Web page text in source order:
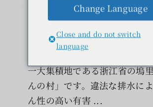
学ぶ
衣服の安全とは？⑤〜がん
中国には「がんの村」と呼ば
およそ２５０あります。子ども
一大集積地である浙江省の塢
んの村」です。違法な排水に
ん性の高い有害 ...
Change Language
Close and do not switch
language